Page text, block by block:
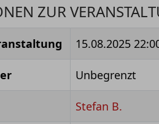
ZUR
15.08.2025
Unbegrenzt
Stefan B.